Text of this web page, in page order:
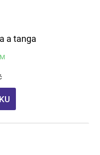
a tanga